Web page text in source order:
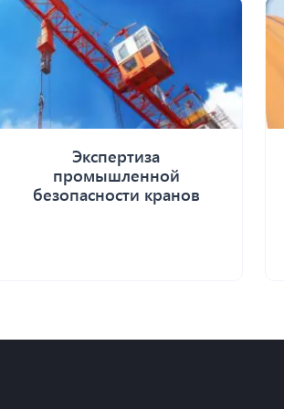
Экспертиза
промышленной
безопасности кранов